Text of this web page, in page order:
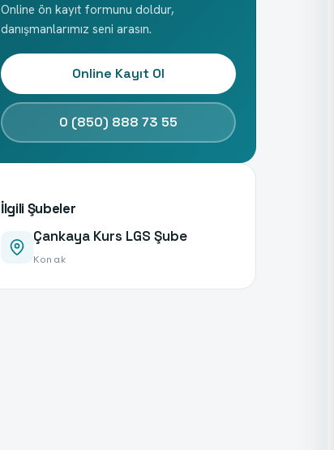
Online ön kayıt formunu doldur,
danışmanlarımız seni arasın.
Online Kayıt Ol
0 (850) 888 73 55
İlgili Şubeler
Çankaya Kurs LGS Şube
Konak